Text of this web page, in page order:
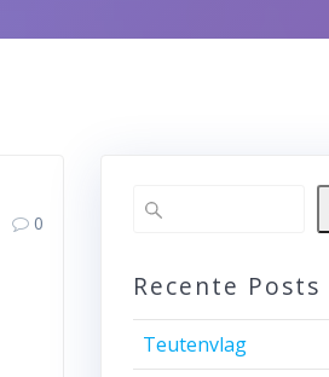
0
Recente Posts
Teutenvlag